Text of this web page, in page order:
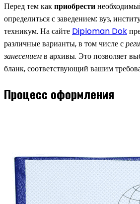
Перед тем какприобрести
определиться с заведением: вуз,
техникум. На сайте Diploman Dok
различные варианты, в том числе с
занесениемв архивы. Это позволяет
бланк, соответствующий вашим
Процесс оформления